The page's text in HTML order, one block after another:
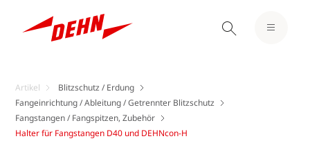
Artikel
Blitzschutz / Erdung
Fangeinrichtung / Ableitung / Getrennter Blitzschutz
Fangstangen / Fangspitzen, Zubehör
Halter für Fangstangen D40 und DEHNcon-H